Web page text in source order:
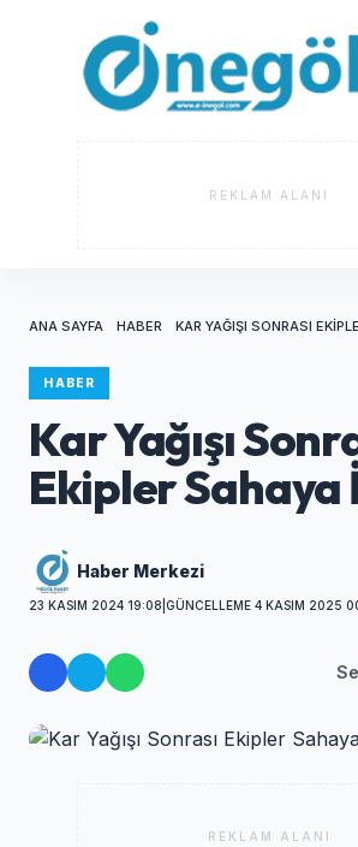
REKLAM ALANI
ANA SAYFA HABER KAR YAĞIŞI SONRASI
HABER
Kar Yağışı
Ekipler Sahaya
Haber Merkezi
23 KASIM 2024 19:08 GÜNCELLEME 4 KASIM 2025
REKLAM ALANI